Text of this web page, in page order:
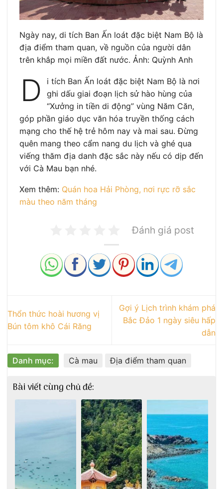
Ngày nay, di tích Ban Ấn loát đặc biệt Nam Bộ là
địa điểm tham quan, về nguồn của người dân
trên khắp mọi miền đất nước. Ảnh: Quỳnh Anh
D
i tích Ban Ấn loát đặc biệt Nam Bộ là nơi
ghi dấu giai đoạn lịch sử hào hùng của
“Xưởng in tiền di động” vùng Năm Căn,
góp phần giáo dục văn hóa truyền thống cách
mạng cho thế hệ trẻ hôm nay và mai sau. Đừng
quên mang theo cẩm nang du lịch và ghé qua
viếng thăm địa danh đặc sắc này nếu có dịp đến
với Cà Mau bạn nhé.
Xem thêm: Quán hoa Hải Phòng, nơi rực rỡ sắc
màu theo năm tháng
Đánh giá post
Thổn thức hoài hương vị
Bún tôm khô Cái Răng
Gợi ý Lịch trình khám phá
Bắc Đảo 1 ngày siêu hấp
dẫn
Danh mục: Cà mau Địa điểm tham quan
Bài viết cùng chủ đề: